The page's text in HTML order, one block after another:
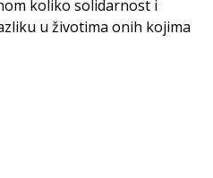
koliko solidarnost i
u životima onih kojima